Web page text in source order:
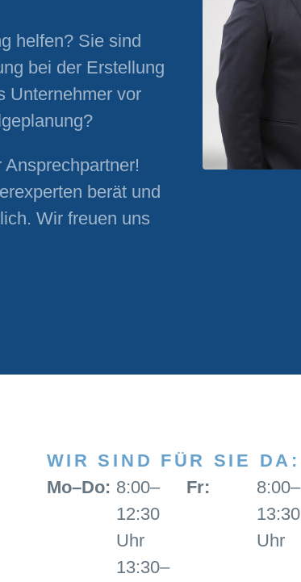
helfen? Sie sind
bei der Erstellung
Unternehmer vor
berät und
Wir freuen uns
WIR SIND FÜR SIE DA:
Mo–Do: 8:00–
12:30
Uhr
13:30–
Fr:
8:00–
13:30
Uhr